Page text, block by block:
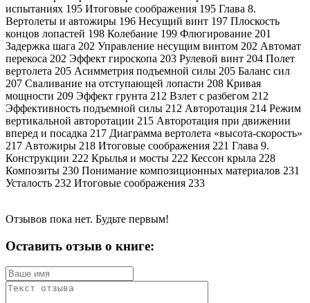
испытаниях 195 Итоговые соображения 195 Глава 8.
Вертолеты и автожиры 196 Несущий винт 197 Плоскость
концов лопастей 198 Колебание 199 Флюгирование 201
Задержка шага 202 Управление несущим винтом 202 Автомат
перекоса 202 Эффект гироскопа 203 Рулевой винт 204 Полет
вертолета 205 Асимметрия подъемной силы 205 Баланс сил
207 Сваливание на отступающей лопасти 208 Кривая
мощности 209 Эффект грунта 212 Взлет с разбегом 212
Эффективность подъемной силы 212 Авторотация 214 Режим
вертикальной авторотации 215 Авторотация при движении
вперед и посадка 217 Диаграмма вертолета «высота-скорость»
217 Автожиры 218 Итоговые соображения 221 Глава 9.
Конструкции 222 Крылья и мосты 222 Кессон крыла 228
Композиты 230 Понимание композиционных материалов 231
Усталость 232 Итоговые соображения 233
Отзывов пока нет. Будьте первым!
Оставить отзыв о книге: